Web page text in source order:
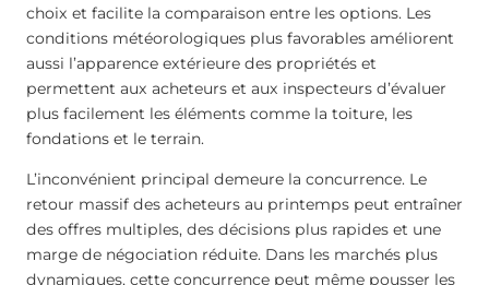
choix et facilite la comparaison entre les options. Les
conditions météorologiques plus favorables améliorent
aussi l’apparence extérieure des propriétés et
permettent aux acheteurs et aux inspecteurs d’évaluer
plus facilement les éléments comme la toiture, les
fondations et le terrain.
L’inconvénient principal demeure la concurrence. Le
retour massif des acheteurs au printemps peut entraîner
des offres multiples, des décisions plus rapides et une
marge de négociation réduite. Dans les marchés plus
dynamiques, cette concurrence peut même pousser les